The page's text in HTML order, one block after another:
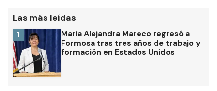
Las más leídas
María Alejandra Mareco regresó a
Formosa tras tres años de trabajo y
formación en Estados Unidos
1